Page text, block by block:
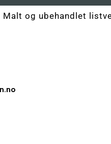
Malt og ubehandlet